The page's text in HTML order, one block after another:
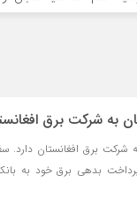
به شرکت برق
شرکت برق افغانستان دارد.
و ۵۳۰ افغانی برای پرداخت بدهی برق